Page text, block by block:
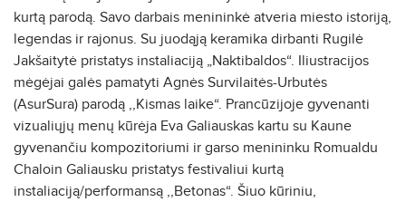
kurtą parodą. Savo darbais menininkė atveria miesto istoriją,
legendas ir rajonus. Su juodąją keramika dirbanti Rugilė
Jakšaitytė pristatys instaliaciją „Naktibaldos“. Iliustracijos
mėgėjai galės pamatyti Agnės Survilaitės-Urbutės
(AsurSura) parodą ,,Kismas laike“. Prancūzijoje gyvenanti
vizualiųjų menų kūrėja Eva Galiauskas kartu su Kaune
gyvenančiu kompozitoriumi ir garso menininku Romualdu
Chaloin Galiausku pristatys festivaliui kurtą
instaliaciją/performansą ,,Betonas“. Šiuo kūriniu,